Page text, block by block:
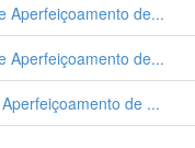
Aperfeiçoamento de...
Aperfeiçoamento de...
de ...